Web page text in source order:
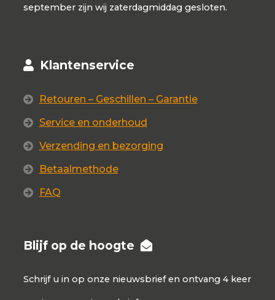
september zijn wij zaterdagmiddag gesloten.
Klantenservice
Retouren – Geschillen – Garantie
Service en onderhoud
Verzending en bezorging
Betaalmethode
FAQ
Blijf op de hoogte
Schrijf u in op onze nieuwsbrief en ontvang 4 keer